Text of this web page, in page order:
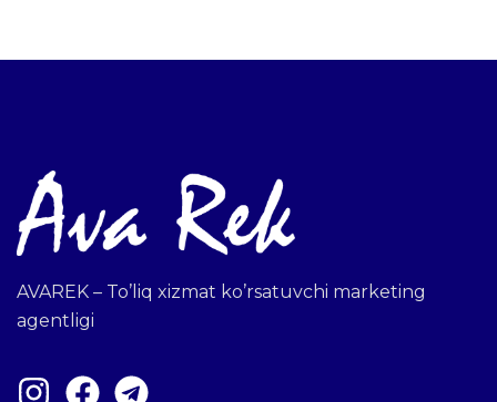
AVAREK – To’liq xizmat ko’rsatuvchi marketing
agentligi